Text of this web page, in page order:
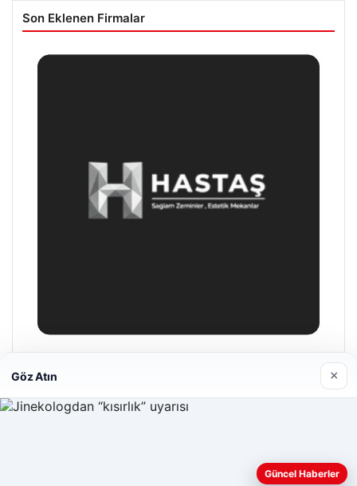
Son Eklenen Firmalar
Hastaş Beton
Web sitemizi nasıl kullandığınızı daha iyi anlayabilmek,
Göz Atın ×
Güncel Haberler